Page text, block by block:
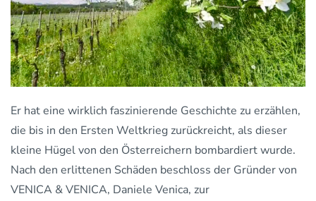
Er hat eine wirklich faszinierende Geschichte zu erzählen,
die bis in den Ersten Weltkrieg zurückreicht, als dieser
kleine Hügel von den Österreichern bombardiert wurde.
Nach den erlittenen Schäden beschloss der Gründer von
VENICA & VENICA, Daniele Venica, zur